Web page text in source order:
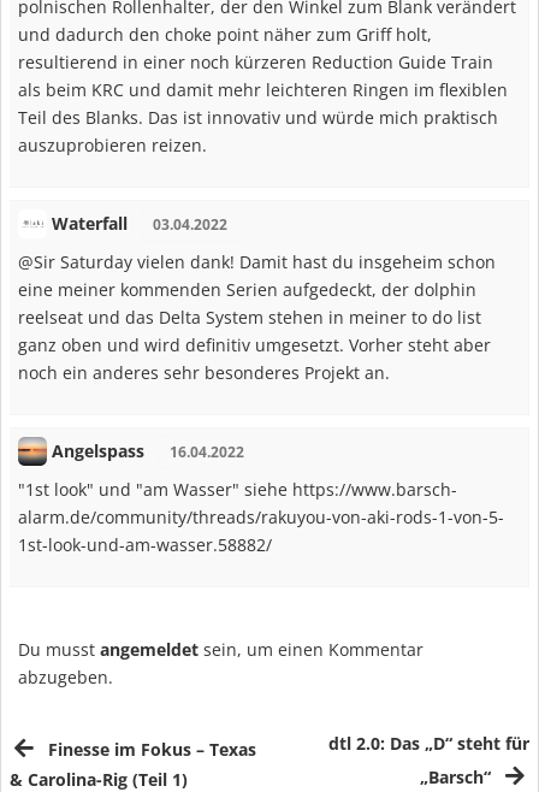
polnischen Rollenhalter, der den Winkel zum Blank verändert
und dadurch den choke point näher zum Griff holt,
resultierend in einer noch kürzeren Reduction Guide Train
als beim KRC und damit mehr leichteren Ringen im flexiblen
Teil des Blanks. Das ist innovativ und würde mich praktisch
auszuprobieren reizen.
Waterfall 03.04.2022
@Sir Saturday vielen dank! Damit hast du insgeheim schon
eine meiner kommenden Serien aufgedeckt, der dolphin
reelseat und das Delta System stehen in meiner to do list
ganz oben und wird definitiv umgesetzt. Vorher steht aber
noch ein anderes sehr besonderes Projekt an.
Angelspass 16.04.2022
"1st look" und "am Wasser" siehe https://www.barsch-
alarm.de/community/threads/rakuyou-von-aki-rods-1-von-5-
1st-look-und-am-wasser.58882/
Du musst angemeldet sein, um einen Kommentar
abzugeben.
Finesse im Fokus – Texas
& Carolina-Rig (Teil 1)
dtl 2.0: Das „D“ steht für
„Barsch“